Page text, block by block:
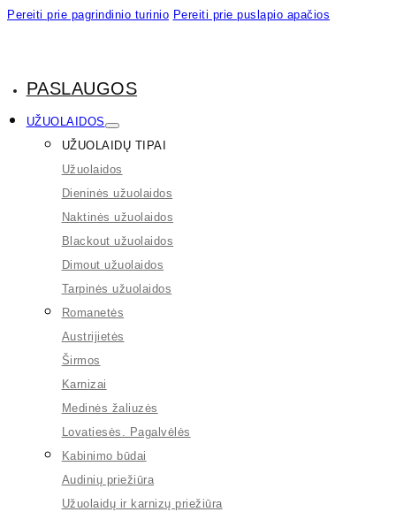
Pereiti prie pagrindinio turinio Pereiti prie puslapio apačios
PASLAUGOS
UŽUOLAIDOS
UŽUOLAIDŲ TIPAI
Užuolaidos
Dieninės užuolaidos
Naktinės užuolaidos
Blackout užuolaidos
Dimout užuolaidos
Tarpinės užuolaidos
Romanetės
Austrijietės
Širmos
Karnizai
Medinės žaliuzės
Lovatiesės. Pagalvėlės
Kabinimo būdai
Audinių priežiūra
Užuolaidų ir karnizų priežiūra